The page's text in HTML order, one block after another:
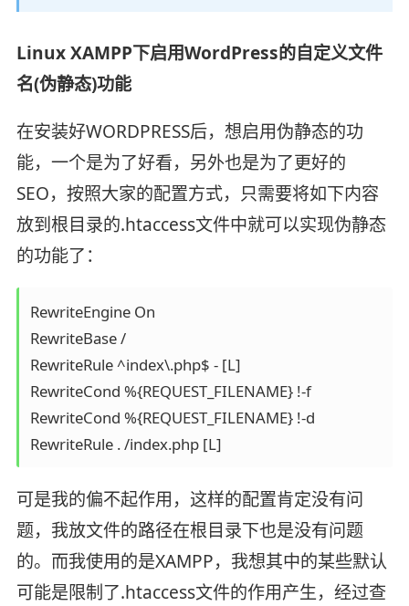
Linux XAMPP下启用WordPress的自定义文件
名(伪静态)功能
在安装好WORDPRESS后，想启用伪静态的功
能，一个是为了好看，另外也是为了更好的
SEO，按照大家的配置方式，只需要将如下内容
放到根目录的.htaccess文件中就可以实现伪静态
的功能了：
RewriteEngine On
RewriteBase /
RewriteRule ^index\.php$ - [L]
RewriteCond %{REQUEST_FILENAME} !-f
RewriteCond %{REQUEST_FILENAME} !-d
可是我的偏不起作用，这样的配置肯定没有问
题，我放文件的路径在根目录下也是没有问题
的。而我使用的是XAMPP，我想其中的某些默认
可能是限制了.htaccess文件的作用产生，经过查